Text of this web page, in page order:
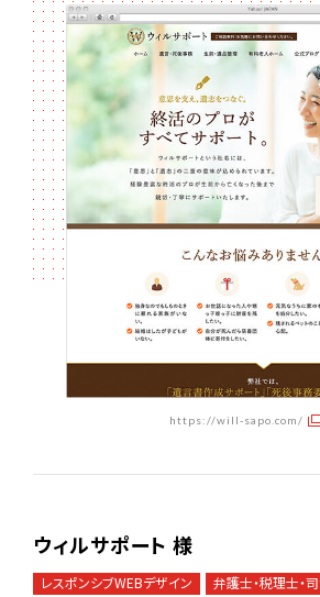
https://will-sapo.com/
ウィルサポート 様
レスポンシブWEBデザイン 弁護士・税理士・